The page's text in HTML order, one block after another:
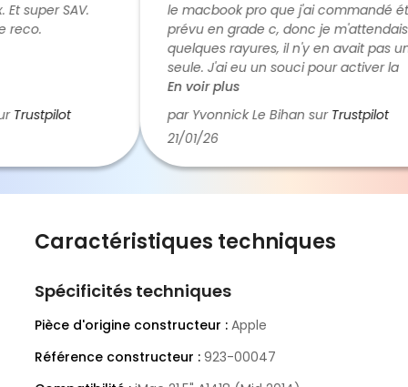
super SAV.
le macbook pro que j'ai commandé était
prévu en grade c, donc je m'attendais à
quelques rayures, il n'y en avait pas une
seule. J'ai eu un souci pour activer la
langue du clavier, du coup je les ai
appelé et ils ont résolu le problème dans
la foulée. Le calage dans la boite de
transport était parfait. Franchement je
recommande et il n'est pas exclu que je
En voir plus
21/01/26
par Yvonnick Le Bihan surTrustpilot
Caractéristiques techniques
Spécificités techniques
Pièce d'origine constructeur : Apple
Référence constructeur : 923-00047